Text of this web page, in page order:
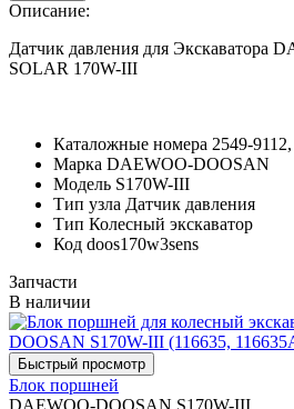
Описание:
Датчик давления для Экскаватора
SOLAR 170W-III
Каталожные номера 2549-
Марка DAEWOO-DOOSAN
Модель S170W-III
Тип узла Датчик давления
Тип Колесный экскаватор
Код doos170w3sens
Запчасти
В наличии
Блок поршней
DAEWOO-DOOSAN S170W-III